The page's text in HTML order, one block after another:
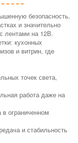
безопасность,
и значительно
лентами на 12В.
кухонных
и витрин, где
точек света,
работа даже на
в ограниченном
и стабильность